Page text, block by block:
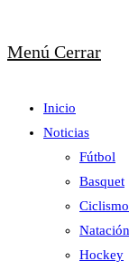
Menú Cerrar
Inicio
Noticias
Fútbol
Basquet
Ciclismo
Natación
Hockey